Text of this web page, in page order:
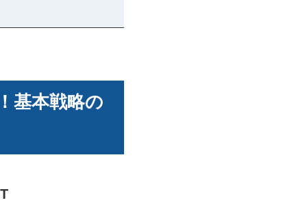
基本戦略の